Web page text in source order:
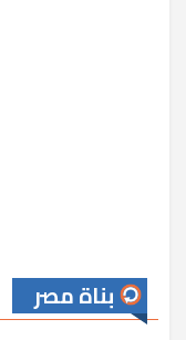
بناة مصر